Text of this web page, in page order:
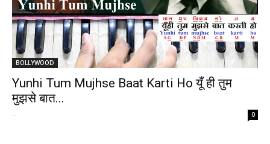
BOLLYWOOD
Yunhi Tum Mujhse Baat Karti Ho यूँ ही तुम
मुझसे बात...
- 0